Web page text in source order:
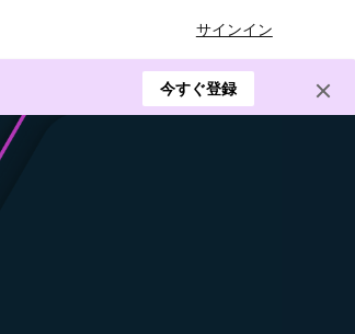
サインイン
今すぐ登録